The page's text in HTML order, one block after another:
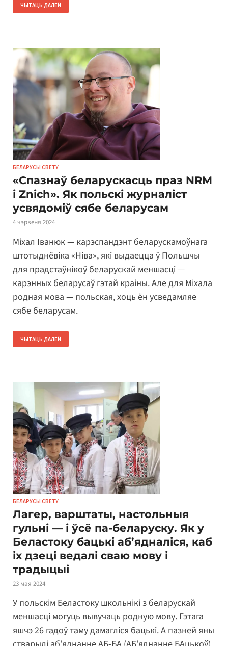
ЧЫТАЦЬ ДАЛЕЙ
БЕЛАРУСЫ СВЕТУ
«Спазнаў беларускасць праз NRM
і Znich». Як польскі журналіст
усвядоміў сябе беларусам
4 чэрвеня 2024
Міхал Іванюк — карэспандэнт беларускамоўнага
штотыднёвіка «Ніва», які выдаецца ў Польшчы
для прадстаўнікоў беларускай меншасці —
карэнных беларусаў гэтай краіны. Але для Міхала
родная мова — польская, хоць ён усведамляе
сябе беларусам.
ЧЫТАЦЬ ДАЛЕЙ
БЕЛАРУСЫ СВЕТУ
Лагер, варштаты, настольныя
гульні — і ўсё па-беларуску. Як у
Беластоку бацькі аб’ядналіся, каб
іх дзеці ведалі сваю мову і
традыцыі
23 мая 2024
У польскім Беластоку школьнікі з беларускай
меншасці могуць вывучаць родную мову. Гэтага
яшчэ 26 гадоў таму дамагліся бацькі. А пазней яны